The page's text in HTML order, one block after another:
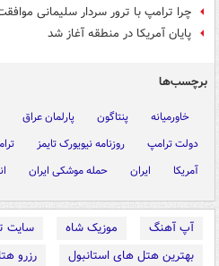
چرا ترامپ با ترور سردار سلیمانی
پایان آمریکا در منطقه آغاز شد
برچسب‌ها
خاورمیانه پنتاگون پارلمان عراق
دولت ترامپ
روزنامه نیویورک تایمز
آمریکا
ایران حمله موشکی ایران
آپ آهنگ موزیک شاه
سایت
بهترین هتل های استانبول
رزرو